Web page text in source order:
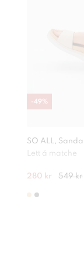
SO ALL,
Lett å matche
280 kr 549 kr
-49%